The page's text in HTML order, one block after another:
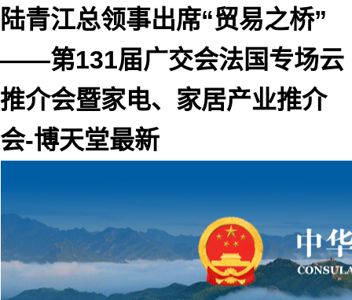
陆青江总领事出席“贸易之桥”
——第131届广交会法国专场云
推介会暨家电、家居产业推介
会-博天堂最新